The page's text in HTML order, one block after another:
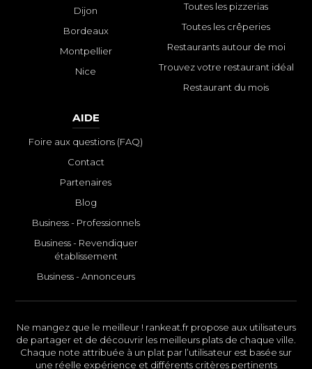
Dijon
Bordeaux
Montpellier
Nice
Toutes les pizzerias
Toutes les crêperies
Restaurants autour de moi
Trouvez votre restaurant idéal
Restaurant du mois
AIDE
Foire aux questions (FAQ)
Contact
Partenaires
Blog
Business - Professionnels
Business - Revendiquer
établissement
Business - Annonceurs
Ne mangez que le meilleur ! rankeat.fr propose aux utilisateurs
de partager et de découvrir les meilleurs plats de chaque ville.
Chaque note attribuée à un plat par l’utilisateur est basée sur
une réelle expérience et différents critères pertinents